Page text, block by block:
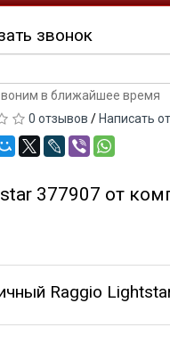
звонок
в ближайшее время
0 отзывов / Написать
377907 от
Raggio